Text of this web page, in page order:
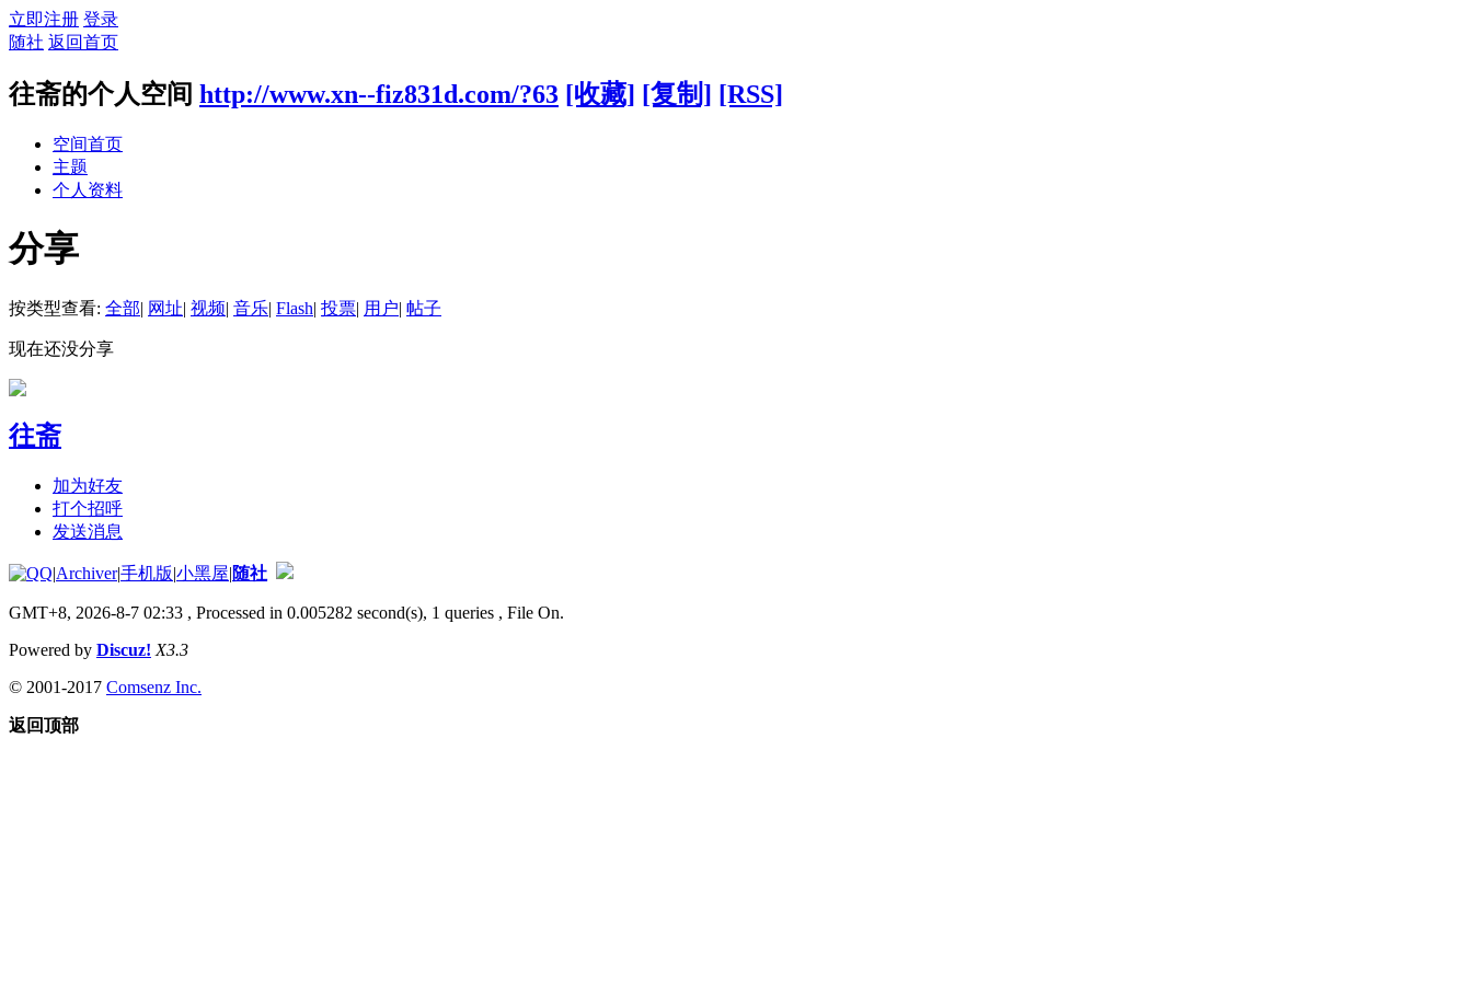
立即注册 登录
随社 返回首页
往斋的个人空间 http://www.xn--fiz831d.com/?63 [收藏] [复制] [RSS]
空间首页
主题
个人资料
分享
按类型查看: 全部| 网址| 视频| 音乐| Flash| 投票| 用户| 帖子
现在还没分享
往斋
加为好友
打个招呼
发送消息
|Archiver|手机版|小黑屋|随社
GMT+8, 2026-8-7 02:33 , Processed in 0.005282 second(s), 1 queries , File On.
Powered by Discuz! X3.3
© 2001-2017 Comsenz Inc.
返回顶部